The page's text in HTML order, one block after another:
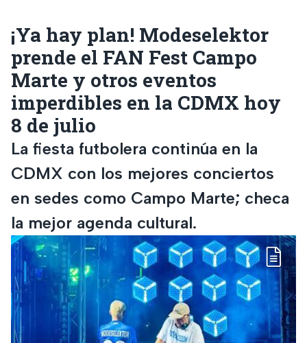
¡Ya hay plan! Modeselektor
prende el FAN Fest Campo
Marte y otros eventos
imperdibles en la CDMX hoy
8 de julio
La fiesta futbolera continúa en la
CDMX con los mejores conciertos
en sedes como Campo Marte; checa
la mejor agenda cultural.